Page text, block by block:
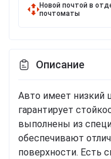
Новой почтой в
почтоматы
Описание
Авто имеет низкий
гарантирует
выполнены из
обеспечивают
поверхности. Есть